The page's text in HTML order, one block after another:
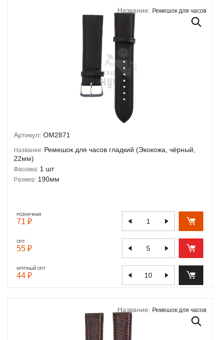
Название: Ремешок для часов
Артикул: OM2871
Название: Ремешок для часов гладкий (Экокожа, чёрный,
22мм)
Фасовка: 1 шт
Размер: 190мм
РОЗНИЧНАЯ
71 ₽
ОПТ
55 ₽
КРУПНЫЙ ОПТ
44 ₽
Название: Ремешок для часов